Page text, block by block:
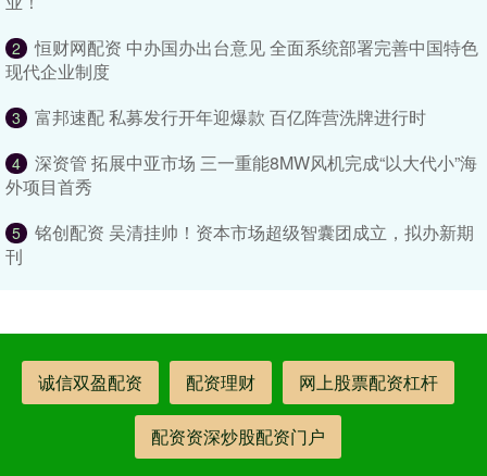
2
恒财网配资 中办国办出台意见 全面系统部署完善中国特色
现代企业制度
3 富邦速配 私募发行开年迎爆款 百亿阵营洗牌进行时
4
深资管 拓展中亚市场 三一重能8MW风机完成“以大代小”海
外项目首秀
5
铭创配资 吴清挂帅！资本市场超级智囊团成立，拟办新期
刊
诚信双盈配资 配资理财 网上股票配资杠杆
配资资深炒股配资门户